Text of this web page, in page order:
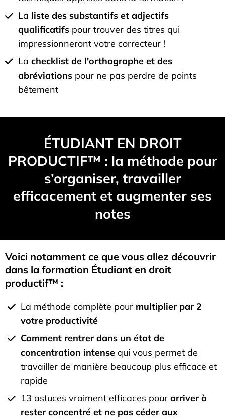
La liste des substantifs et adjectifs
qualificatifs pour trouver des titres qui
impressionneront votre correcteur !
La checklist de l'orthographe et des
abréviations pour ne pas perdre de points
bêtement
ÉTUDIANT EN DROIT
PRODUCTIF™ : la méthode pour
s’organiser, travailler
efficacement et augmenter ses
notes
Voici notamment ce que vous allez découvrir
dans la formation Étudiant en droit
productif™ :
La méthode complète pour multiplier par 2
votre productivité
Comment rentrer dans un état de
concentration intense qui vous permet de
travailler de manière beaucoup plus efficace et
rapide
13 astuces vraiment efficaces pour arriver à
rester concentré et ne pas céder aux